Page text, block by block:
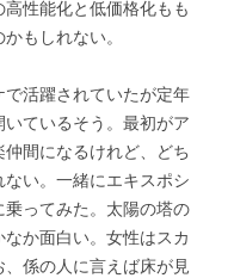
性能化と低価格化もも
もしれない。
活躍されていたが定年
ているそう。最初がア
間になるけれど、どち
い。一緒にエキスポシ
ってみた。太陽の塔の
か面白い。女性はスカ
係の人に言えば床が見